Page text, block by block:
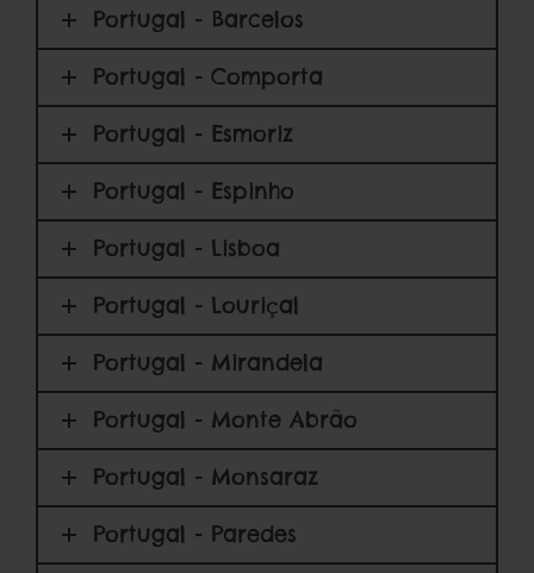
Portugal - Barcelos
Portugal - Comporta
Portugal - Esmoriz
Portugal - Espinho
Portugal - Lisboa
Portugal - Louriçal
Portugal - Mirandela
Portugal - Monte Abrão
Portugal - Monsaraz
Portugal - Paredes